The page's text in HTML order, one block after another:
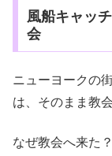
風船キャッ
会
ニューヨークの
は、そのまま教
なぜ教会へ来た